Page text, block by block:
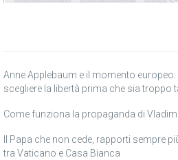
Anne Applebaum e il momento europeo:
scegliere la libertà prima che sia troppo
Come funziona la propaganda di
Il Papa che non cede, rapporti sempre
tra Vaticano e Casa Bianca